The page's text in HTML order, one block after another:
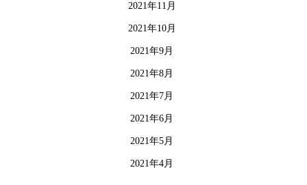
2021年11月
2021年10月
2021年9月
2021年8月
2021年7月
2021年6月
2021年5月
2021年4月